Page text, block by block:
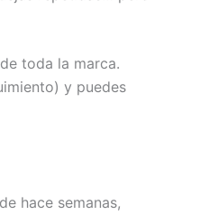
toda la marca.
y puedes
hace semanas,